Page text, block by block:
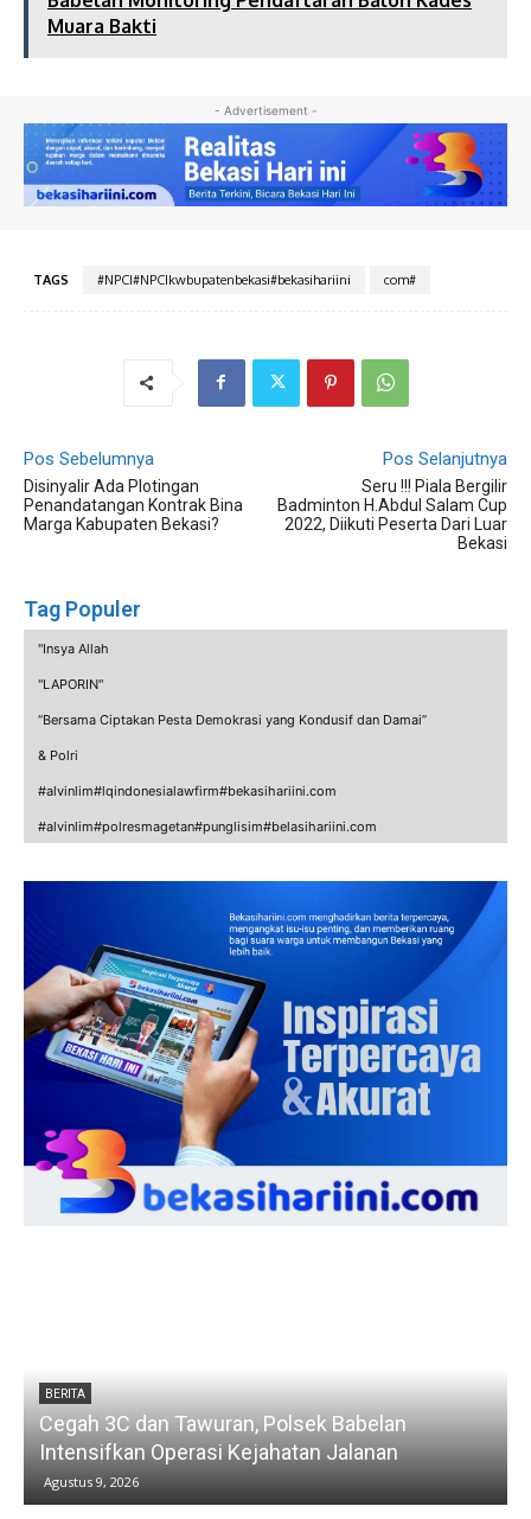
Muara Bakti
- Advertisement -
TAGS #NPCI#NPCIkwbupatenbekasi#bekasihariini com#
Pos Sebelumnya
Disinyalir Ada Plotingan
Penandatangan Kontrak Bina
Marga Kabupaten Bekasi?
Pos Selanjutnya
Seru !!! Piala Bergilir
Badminton H.Abdul Salam Cup
2022, Diikuti Peserta Dari Luar
Bekasi
Tag Populer
"Insya Allah
"LAPORIN"
“Bersama Ciptakan Pesta Demokrasi yang Kondusif dan Damai”
& Polri
#alvinlim#lqindonesialawfirm#bekasihariini.com
#alvinlim#polresmagetan#punglisim#belasihariini.com
BERITA
Cegah 3C dan Tawuran, Polsek Babelan
Intensifkan Operasi Kejahatan Jalanan
Agustus 9, 2026